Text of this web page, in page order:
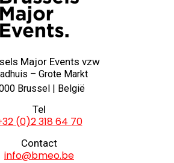
Major Events vzw
– Grote Markt
Brussel | België
Tel
(0)2 318 64 70
Contact
info@bmeo.be